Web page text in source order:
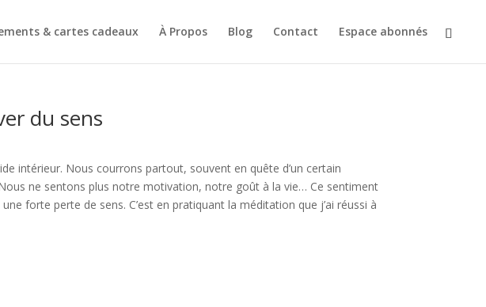
& cartes cadeaux À Propos Blog Contact Espace abonnés
du sens
intérieur. Nous courrons partout, souvent en quête d’un certain
ne sentons plus notre motivation, notre goût à la vie… Ce sentiment
forte perte de sens. C’est en pratiquant la méditation que j’ai réussi à